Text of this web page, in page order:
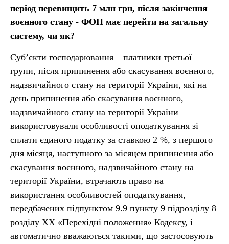
період перевищить 7 млн грн, після закінчення
воєнного стану - ФОП має перейти на загальну
систему, чи як?
Суб’єкти господарювання – платники третьої
групи, після припинення або скасування воєнного,
надзвичайного стану на території України, які на
день припинення або скасування воєнного,
надзвичайного стану на території України
використовували особливості оподаткування зі
сплати єдиного податку за ставкою 2 %, з першого
дня місяця, наступного за місяцем припинення або
скасування воєнного, надзвичайного стану на
території України, втрачають право на
використання особливостей оподаткування,
передбачених підпунктом 9.9 пункту 9 підрозділу 8
розділу ХХ «Перехідні положення» Кодексу, і
автоматично вважаються такими, що застосовують